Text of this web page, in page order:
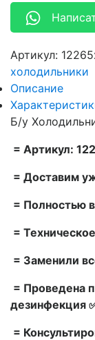
Артикул:
холодильники
Описание
Б/у
= Артикул:
= Доставим
= Полностью
=
= Заменили
= Проведена
дезинфекция
=